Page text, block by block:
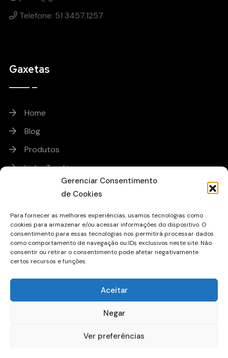
Gerenciar Consentimento
de Cookies
Para fornecer as melhores experiências, usamos tecnologias como
cookies para armazenar e/ou acessar informações do dispositivo. O
consentimento para essas tecnologias nos permitirá processar dados
como comportamento de navegação ou IDs exclusivos neste site. Não
consentir ou retirar o consentimento pode afetar negativamente
certos recursos e funções.
Aceitar
Negar
Ver preferências
Telefone: 51 3457.1257
Gaxetas
Home
Blog
Produtos
Linha Teadit
Orçamento
Sobre
Trabalhe Conosco
Sugestões ou Reclamações
Política de Uso de Cookies
Política de Privacidade